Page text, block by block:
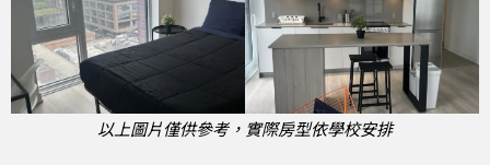
以上圖片僅供參考，實際房型依學校安排